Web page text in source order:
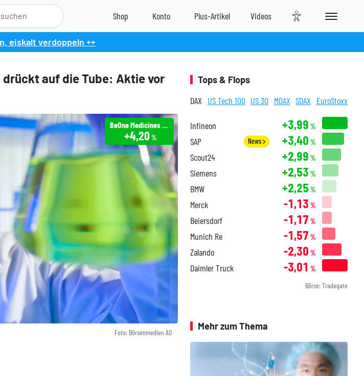
eiskalt verdoppeln ++
drückt auf die Tube: Aktie vor
Foto: Börsenmedien AG
BeOne Medicines Ltd
+4,20 %
Tops & Flops
DAX US Tech 100 US 30 MDAX SDAX EuroStoxx
Infineon +3,99 %
SAP News +3,40 %
Scout24 +2,99 %
Siemens +2,53 %
BMW +2,25 %
Merck -1,13 %
Beiersdorf -1,17 %
Munich Re -1,57 %
Zalando -2,30 %
Daimler Truck -3,01 %
Börse: Tradegate
Mehr zum Thema